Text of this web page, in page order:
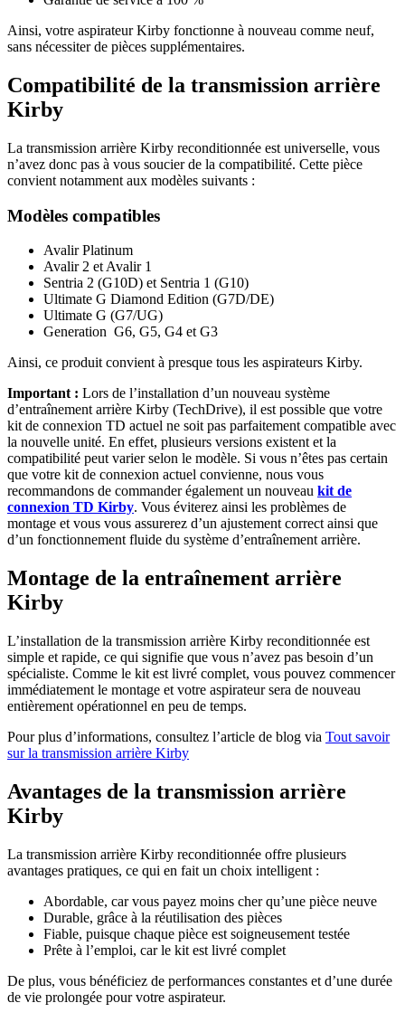
Ainsi, votre aspirateur Kirby fonctionne à nouveau comme neuf,
sans nécessiter de pièces supplémentaires.
Compatibilité de la transmission arrière
Kirby
La transmission arrière Kirby reconditionnée est universelle, vous
n’avez donc pas à vous soucier de la compatibilité. Cette pièce
convient notamment aux modèles suivants :
Modèles compatibles
Avalir Platinum
Avalir 2 et Avalir 1
Sentria 2 (G10D) et Sentria 1 (G10)
Ultimate G Diamond Edition (G7D/DE)
Ultimate G (G7/UG)
Generation G6, G5, G4 et G3
Ainsi, ce produit convient à presque tous les aspirateurs Kirby.
Important : Lors de l’installation d’un nouveau système
d’entraînement arrière Kirby (TechDrive), il est possible que votre
kit de connexion TD actuel ne soit pas parfaitement compatible avec
la nouvelle unité. En effet, plusieurs versions existent et la
compatibilité peut varier selon le modèle. Si vous n’êtes pas certain
que votre kit de connexion actuel convienne, nous vous
recommandons de commander également un nouveau kit de
connexion TD Kirby. Vous éviterez ainsi les problèmes de
montage et vous vous assurerez d’un ajustement correct ainsi que
d’un fonctionnement fluide du système d’entraînement arrière.
Montage de la entraînement arrière
Kirby
L’installation de la transmission arrière Kirby reconditionnée est
simple et rapide, ce qui signifie que vous n’avez pas besoin d’un
spécialiste. Comme le kit est livré complet, vous pouvez commencer
immédiatement le montage et votre aspirateur sera de nouveau
entièrement opérationnel en peu de temps.
Pour plus d’informations, consultez l’article de blog via Tout savoir
sur la transmission arrière Kirby
Avantages de la transmission arrière
Kirby
La transmission arrière Kirby reconditionnée offre plusieurs
avantages pratiques, ce qui en fait un choix intelligent :
Abordable, car vous payez moins cher qu’une pièce neuve
Durable, grâce à la réutilisation des pièces
Fiable, puisque chaque pièce est soigneusement testée
Prête à l’emploi, car le kit est livré complet
De plus, vous bénéficiez de performances constantes et d’une durée
de vie prolongée pour votre aspirateur.